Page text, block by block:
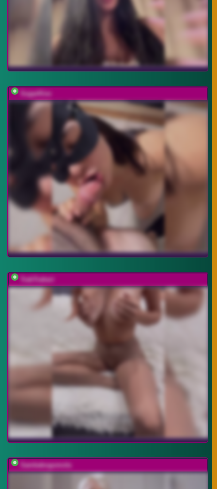
SugarKiss
TrahTraheri
Samkabogomola